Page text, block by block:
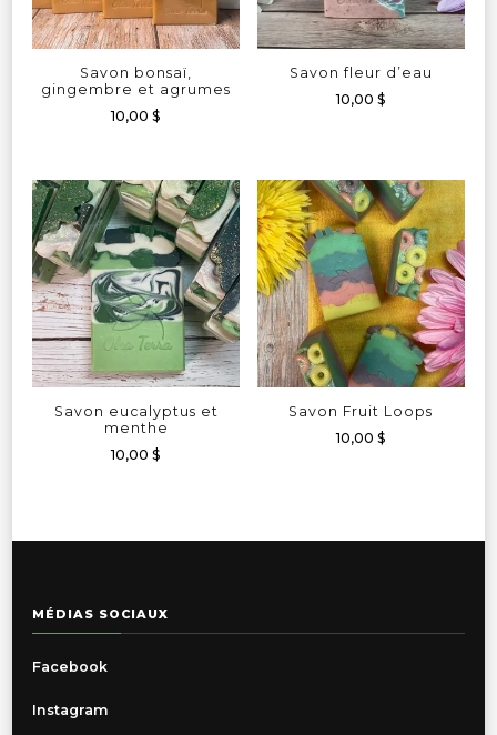
Savon bonsaï,
gingembre et agrumes
10,00$
Savon fleur d’eau
10,00 $
Savon eucalyptus et
menthe
10,00$
Savon Fruit Loops
10,00 $
MÉDIAS SOCIAUX
Facebook
Instagram